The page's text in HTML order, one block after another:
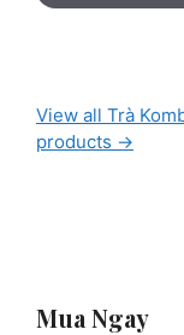
View all Trà
products →
Mua Ngay